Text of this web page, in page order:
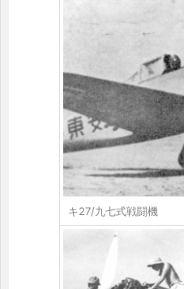
キ27/九七式戦闘機